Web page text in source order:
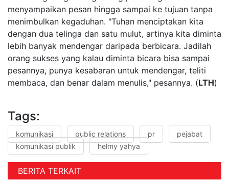
menyampaikan pesan hingga sampai ke tujuan tanpa
menimbulkan kegaduhan. "Tuhan menciptakan kita
dengan dua telinga dan satu mulut, artinya kita diminta
lebih banyak mendengar daripada berbicara. Jadilah
orang sukses yang kalau diminta bicara bisa sampai
pesannya, punya kesabaran untuk mendengar, teliti
membaca, dan benar dalam menulis," pesannya. (LTH)
Tags:
komunikasi public relations pr
pejabat
komunikasi publik
helmy yahya
BERITA TERKAIT